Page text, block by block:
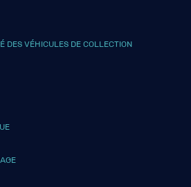
DES VÉHICULES DE COLLECTION